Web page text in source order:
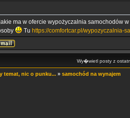
ma w ofercie wypożyczalnia samochodów
Tu https://comfortcar.pl/wypozyczalnia-
Wy�wietl posty z
temat, nic o punku... » samochód na wynajem